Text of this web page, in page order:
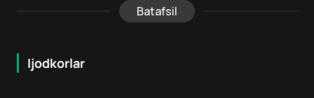
Batafsil
Ijodkorlar